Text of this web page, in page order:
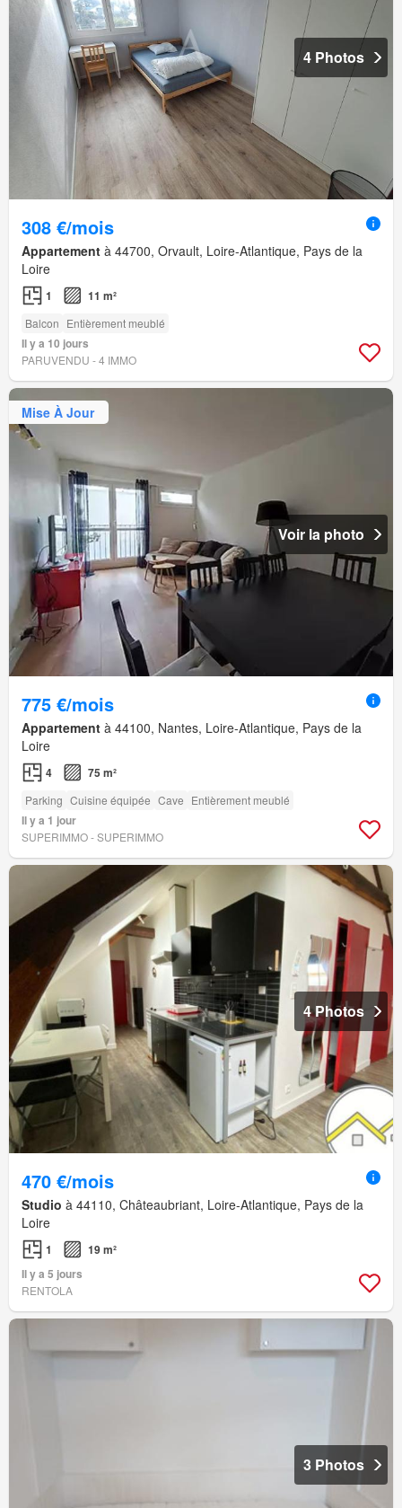
4 Photos
308 €/mois
Appartement à 44700, Orvault, Loire-Atlantique, Pays de la
Loire
1 11 m²
Balcon Entièrement meublé
Il y a 10 jours
PARUVENDU - 4 IMMO
Mise À Jour
Voir la photo
775 €/mois
Appartement à 44100, Nantes, Loire-Atlantique, Pays de la
Loire
4 75 m²
Parking Cuisine équipée Cave Entièrement meublé
Il y a 1 jour
SUPERIMMO - SUPERIMMO
4 Photos
470 €/mois
Studio à 44110, Châteaubriant, Loire-Atlantique, Pays de la
Loire
1
19 m²
Il y a 5 jours
RENTOLA
3 Photos